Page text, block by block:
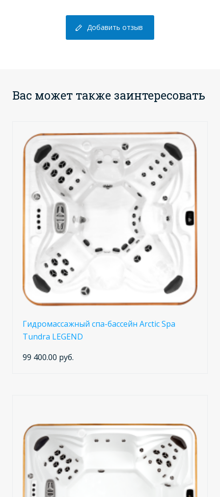
Добавить отзыв
Вас может также заинтересовать
Гидромассажный спа-бассейн Arctic Spa
Tundra LEGEND
99 400.00 руб.